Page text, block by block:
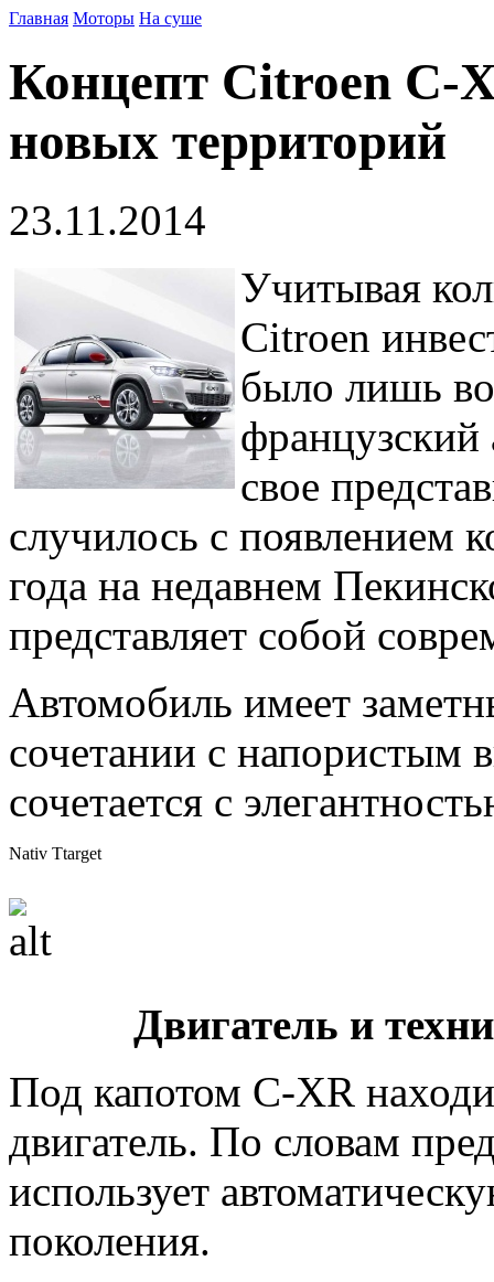
Главная Моторы На суше
Концепт Citroen C-
новых территорий
23.11.2014
Учитывая
Citroen
было лишь
французский
свое
случилось с появлением
года на недавнем
представляет собой
Автомобиль имеет
сочетании с напористым
сочетается с
Nativ Ttarget
Двигатель и
Под капотом C-XR
двигатель. По словам
использует
поколения.